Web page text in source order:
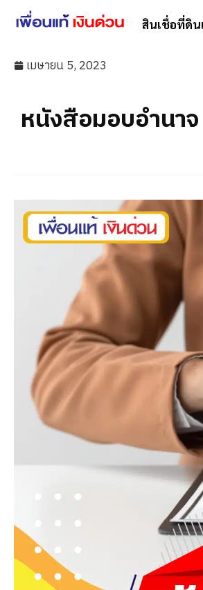
สินเชื่อที่ดิ
เมษายน 5, 2023
หนังสือมอบอำนา